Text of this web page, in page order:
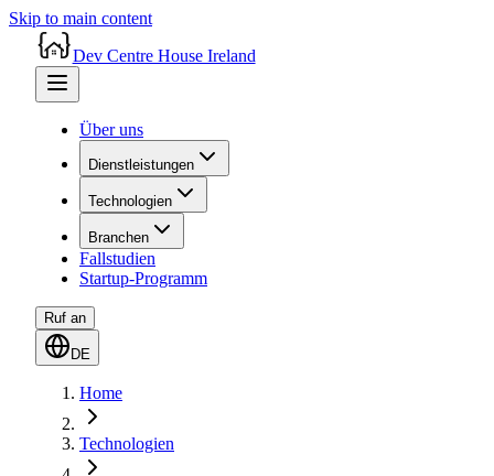
Skip to main content
Dev Centre House Ireland
Über uns
Dienstleistungen
Technologien
Branchen
Fallstudien
Startup-Programm
Ruf an
DE
Home
Technologien